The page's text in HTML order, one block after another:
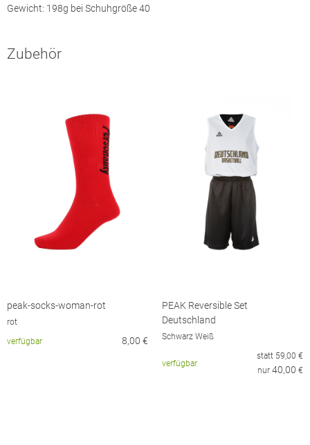
Gewicht: 198g bei Schuhgröße 40
Zubehör
peak-socks-woman-rot
rot
verfügbar
8,00 €
PEAK Reversible Set
Deutschland
Schwarz Weiß
verfügbar
statt 59,00 €
nur 40,00 €